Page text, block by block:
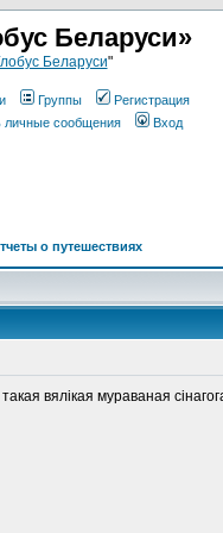
Беларуси»
Беларуси"
Группы
Регистрация
личные сообщения Вход
о путешествиях
вялікая мураваная